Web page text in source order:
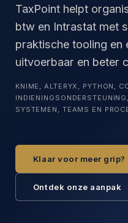
TaxPoint helpt
btw en Intrastat met
praktische tooling en
uitvoerbaar en beter
KNIME, ALTERYX, PYTHON,
SYSTEMEN, TEAMS EN
Klaar voor meer grip?
Ontdek onze aanpak